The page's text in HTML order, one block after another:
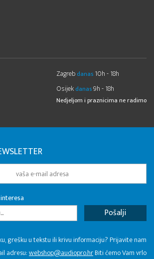
Zagreb danas 10h - 18h
Osijek danas9h - 18h
Nedjeljom i praznicima ne radimo
grešku u tekstu ili krivu informaciju? Prijavite nam
adresu:webshop@audiopro.hrBiti ćemo Vam vrlo